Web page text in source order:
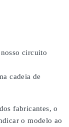
circuito
cadeia de
fabricantes, o
o modelo ao